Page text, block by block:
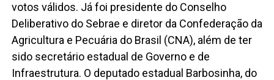
votos válidos. Já foi presidente do Conselho
Deliberativo do Sebrae e diretor da Confederação da
Agricultura e Pecuária do Brasil (CNA), além de ter
sido secretário estadual de Governo e de
Infraestrutura. O deputado estadual Barbosinha, do